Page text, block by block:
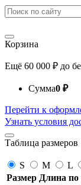
Корзина
Ещё 60 000 ₽ до
Сумма0 ₽
Перейти к
Узнать условия
Таблица размеров
S M L
Размер Длина по